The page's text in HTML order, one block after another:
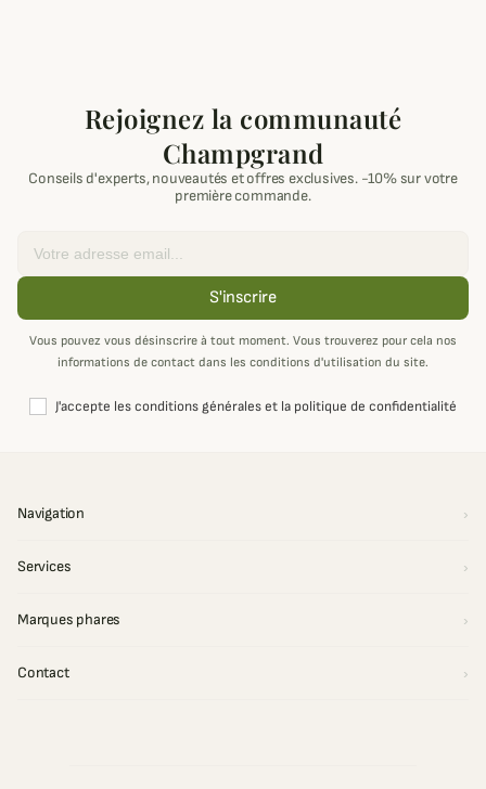
Rejoignez la communauté
Champgrand
Conseils d'experts, nouveautés et offres exclusives. -10% sur votre
première commande.
S'inscrire
Vous pouvez vous désinscrire à tout moment. Vous trouverez pour cela nos
informations de contact dans les conditions d'utilisation du site.
J'accepte les conditions générales et la politique de confidentialité
Navigation
Services
Marques phares
Contact